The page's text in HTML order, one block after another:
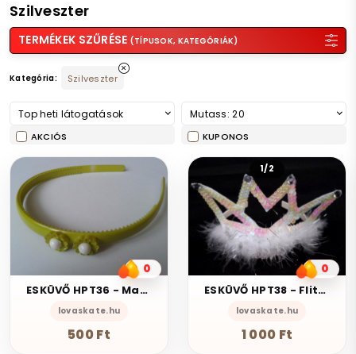
Szilveszter
TERMÉKEK SZŰRÉSE (TÍPUSOK, KATEGÓRIÁK)
Kategória: Szilveszter
Top heti látogatások Mutass: 20
AKCIÓS KUPONOS
0
ESKÜVŐ HPT36 - Margaréta virágos zöld műanyag hajpánt hajráf
lovaskate.hu
500 Ft
1/2
0
ESKÜVŐ HPT38 - Flitteres hercegnői korona hajpánt hajráf
lovaskate.hu
1 000 Ft